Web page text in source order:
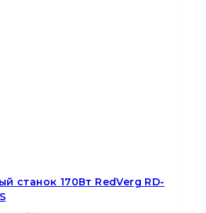
станок 170Вт RedVerg RD-